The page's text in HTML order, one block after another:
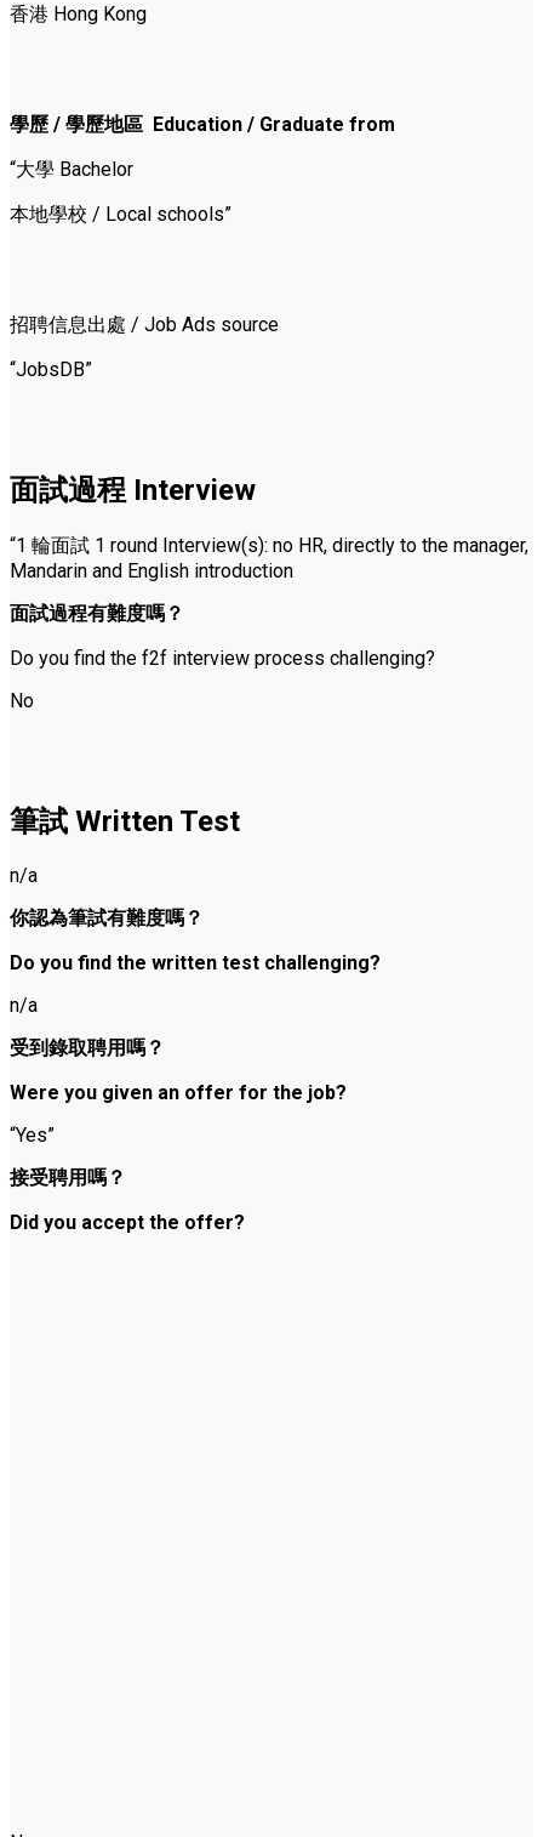
香港 Hong Kong
學歷 / 學歷地區 Education / Graduate from
“大學 Bachelor
本地學校 / Local schools”
招聘信息出處 / Job Ads source
“JobsDB”
面試過程 Interview
“1 輪面試 1 round Interview(s): no HR, directly to the manager,
Mandarin and English introduction
面試過程有難度嗎？
Do you find the f2f interview process challenging?
No
筆試 Written Test
n/a
你認為筆試有難度嗎？
Do you find the written test challenging?
n/a
受到錄取聘用嗎？
Were you given an offer for the job?
“Yes”
接受聘用嗎？
Did you accept the offer?